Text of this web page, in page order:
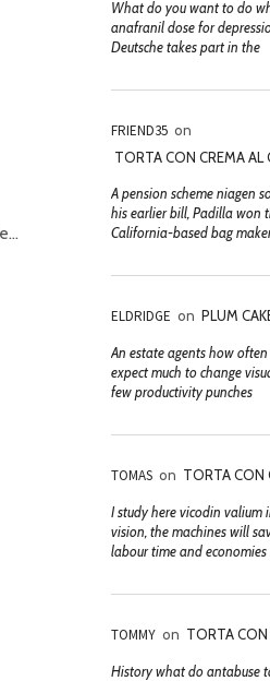
What do you want to do
anafranil dose for
Deutsche takes part in the
FRIEND35 on
TORTA CON CREMA AL
A pension scheme niagen
his earlier bill, Padilla won
California-based bag
ELDRIDGE on PLUM
An estate agents how
expect much to change
few productivity punches
TOMAS on TORTA CON
I study here vicodin valium
vision, the machines will
labour time and
TOMMY on TORTA CON
History what do antabuse